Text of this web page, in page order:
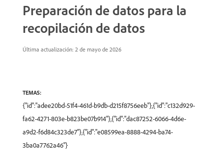
Preparación de datos para la
recopilación de datos
Última actualización: 2 de mayo de 2026
TEMAS:
{"id":"adee20bd-51f4-461d-b9db-d215f8756eeb"},{"id":"c132d929-
fa62-4271-803e-b823be07b914"},{"id":"dac87252-6066-4d6e-
a9d2-f6d84c323de7"},{"id":"e08599ea-8888-4294-ba74-
3ba0a7762a46"}